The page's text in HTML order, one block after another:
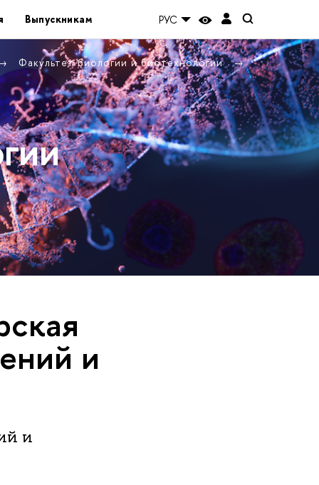
Выпускникам РУС
Факультет биологии и биотехнологии
и
и